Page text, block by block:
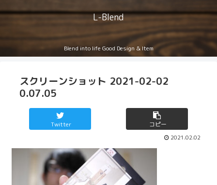
L-Blend
Blend into life Good Design & Item
スクリーンショット 2021-02-02
0.07.05
Twitter コピー
2021.02.02